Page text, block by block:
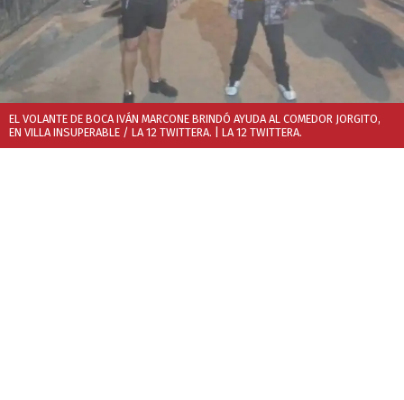
EL VOLANTE DE BOCA IVÁN MARCONE BRINDÓ AYUDA AL COMEDOR JORGITO,
EN VILLA INSUPERABLE / LA 12 TWITTERA. | LA 12 TWITTERA.